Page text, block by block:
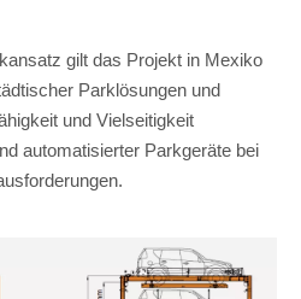
gilt das Projekt in Mexiko
Parklösungen und
und Vielseitigkeit
automatisierter Parkgeräte bei